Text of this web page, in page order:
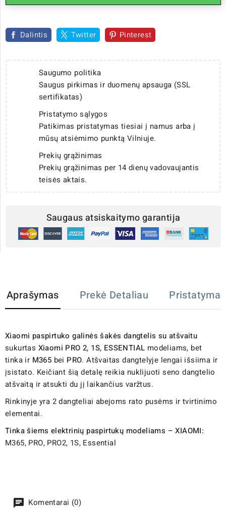
Dalintis Twitter Pinterest
Saugumo politika
Saugus pirkimas ir duomenų apsauga (SSL
sertifikatas)
Pristatymo sąlygos
Patikimas pristatymas tiesiai į namus arba į
mūsų atsiėmimo punktą Vilniuje.
Prekių grąžinimas
Prekių grąžinimas per 14 dienų vadovaujantis
teisės aktais.
Saugaus atsiskaitymo garantija
Aprašymas Prekė Detaliau Pristatymas
Xiaomi paspirtuko galinės šakės dangtelis su atšvaitu
sukurtas Xiaomi PRO 2, 1S, ESSENTIAL modeliams, bet
tinka ir M365 bei PRO. Atšvaitas dangtelyje lengai išsiima ir
įsistato. Keičiant šią detalę reikia nuklijuoti seno dangtelio
atšvaitą ir atsukti du jį laikančius varžtus.
Rinkinyje yra 2 dangteliai abejoms rato pusėms ir tvirtinimo
elementai.
Tinka šiems elektrinių paspirtukų modeliams – XIAOMI:
M365, PRO, PRO2, 1S, Essential
Komentarai (0)